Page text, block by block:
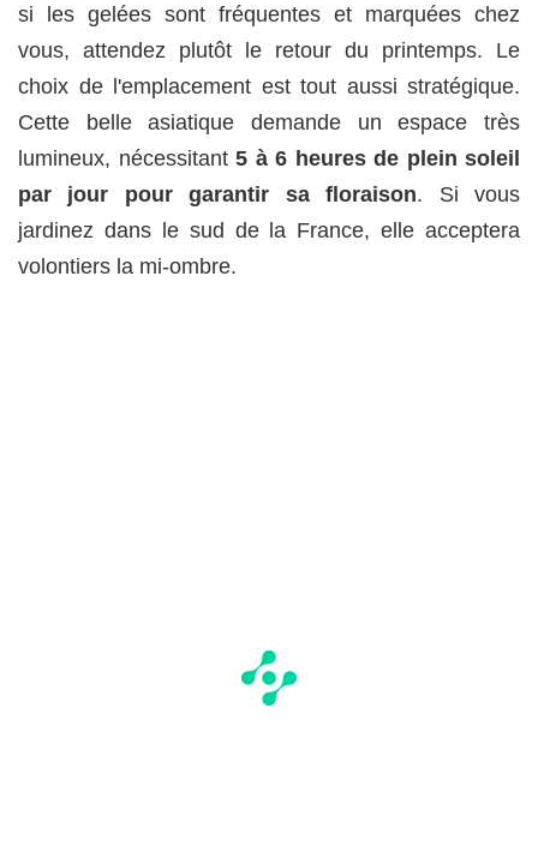
si les gelées sont fréquentes et marquées chez
vous, attendez plutôt le retour du printemps. Le
choix de l'emplacement est tout aussi stratégique.
Cette belle asiatique demande un espace très
lumineux, nécessitant 5 à 6 heures de plein soleil
par jour pour garantir sa floraison. Si vous
jardinez dans le sud de la France, elle acceptera
volontiers la mi-ombre.